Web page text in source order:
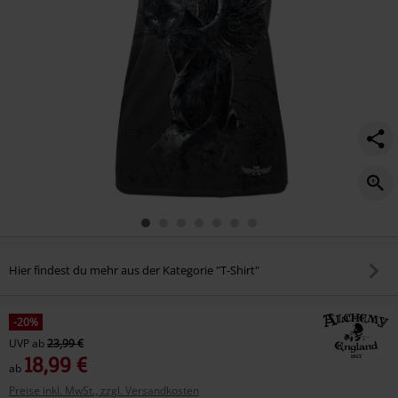
Hier findest du mehr aus der Kategorie "T-Shirt"
-20%
UVPab23,99 €
ab 18,99 €
Preise inkl. MwSt., zzgl. Versandkosten